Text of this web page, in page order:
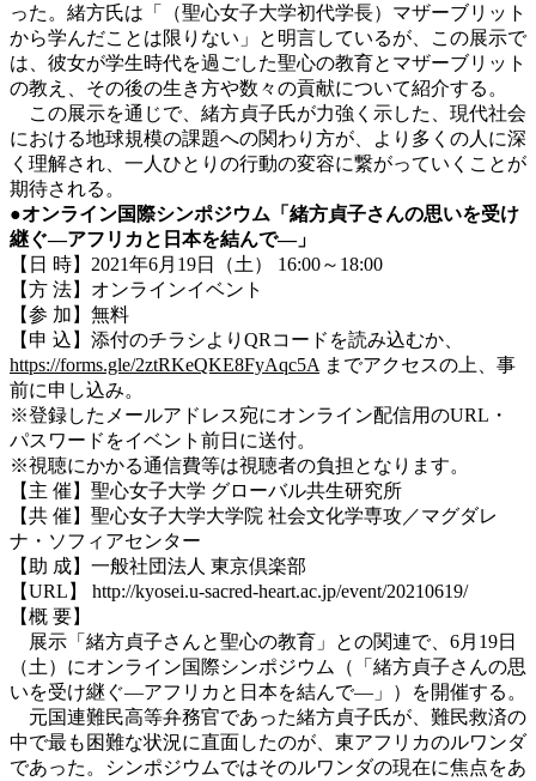
った。緒方氏は「（聖心女子大学初代学長）マザーブリット
から学んだことは限りない」と明言しているが、この展示で
は、彼女が学生時代を過ごした聖心の教育とマザーブリット
の教え、その後の生き方や数々の貢献について紹介する。
この展示を通じで、緒方貞子氏が力強く示した、現代社会
における地球規模の課題への関わり方が、より多くの人に深
く理解され、一人ひとりの行動の変容に繋がっていくことが
期待される。
●オンライン国際シンポジウム「緒方貞子さんの思いを受け
継ぐ―アフリカと日本を結んで―」
【日 時】2021年6月19日（土） 16:00～18:00
【方 法】オンラインイベント
【参 加】無料
【申 込】添付のチラシよりQRコードを読み込むか、
https://forms.gle/2ztRKeQKE8FyAqc5A までアクセスの上、事
前に申し込み。
※登録したメールアドレス宛にオンライン配信用のURL・
パスワードをイベント前日に送付。
※視聴にかかる通信費等は視聴者の負担となります。
【主 催】聖心女子大学 グローバル共生研究所
【共 催】聖心女子大学大学院 社会文化学専攻／マグダレ
ナ・ソフィアセンター
【助 成】一般社団法人 東京倶楽部
【URL】 http://kyosei.u-sacred-heart.ac.jp/event/20210619/
【概 要】
展示「緒方貞子さんと聖心の教育」との関連で、6月19日
（土）にオンライン国際シンポジウム（「緒方貞子さんの思
いを受け継ぐ―アフリカと日本を結んで―」）を開催する。
元国連難民高等弁務官であった緒方貞子氏が、難民救済の
中で最も困難な状況に直面したのが、東アフリカのルワンダ
であった。シンポジウムではそのルワンダの現在に焦点をあ